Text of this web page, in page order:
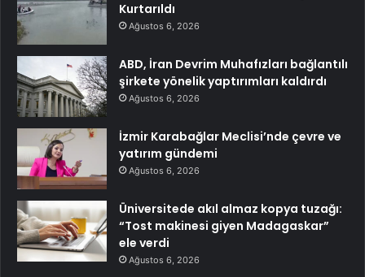
Kurtarıldı
Ağustos 6, 2026
ABD, İran Devrim Muhafızları bağlantılı
şirkete yönelik yaptırımları kaldırdı
Ağustos 6, 2026
İzmir Karabağlar Meclisi’nde çevre ve
yatırım gündemi
Ağustos 6, 2026
Üniversitede akıl almaz kopya tuzağı:
“Tost makinesi giyen Madagaskar”
ele verdi
Ağustos 6, 2026